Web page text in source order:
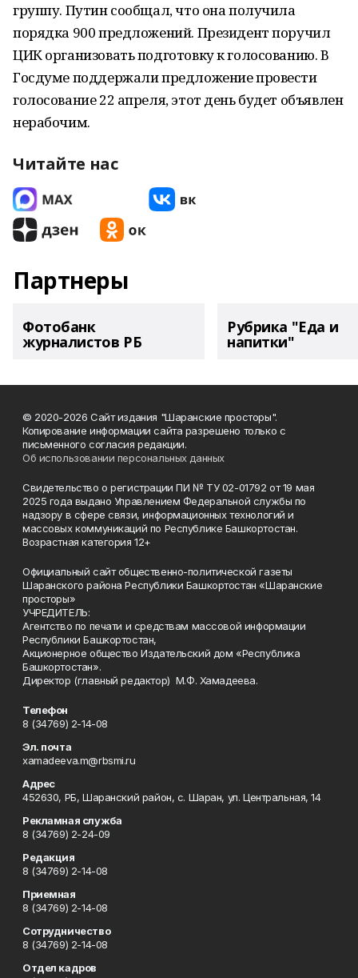
группу. Путин сообщал, что она получила
порядка 900 предложений. Президент поручил
ЦИК организовать подготовку к голосованию. В
Госдуме поддержали предложение провести
голосование 22 апреля, этот день будет объявлен
нерабочим.
Читайте нас
Партнеры
Фотобанк
журналистов РБ
Рубрика "Еда и
напитки"
© 2020-2026 Сайт издания "Шаранские просторы".
Копирование информации сайта разрешено только с
письменного согласия редакции.
Об использовании персональных данных
Свидетельство о регистрации ПИ № ТУ 02-01792 от 19 мая
2025 года выдано Управлением Федеральной службы по
надзору в сфере связи, информационных технологий и
массовых коммуникаций по Республике Башкортостан.
Возрастная категория 12+
Официальный сайт общественно-политической газеты
Шаранского района Республики Башкортостан «Шаранские
просторы»
УЧРЕДИТЕЛЬ:
Агентство по печати и средствам массовой информации
Республики Башкортостан,
Акционерное общество Издательский дом «Республика
Башкортостан».
Директор (главный редактор) М.Ф. Хамадеева.
Телефон
8 (34769) 2-14-08
Эл. почта
xamadeeva.m@rbsmi.ru
Адрес
452630, РБ, Шаранский район, с. Шаран, ул. Центральная, 14
Рекламная служба
8 (34769) 2-24-09
Редакция
8 (34769) 2-14-08
Приемная
8 (34769) 2-14-08
Сотрудничество
8 (34769) 2-14-08
Отдел кадров